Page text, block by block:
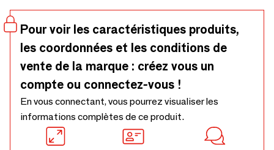
Pour voir les caractéristiques produits,
les coordonnées et les conditions de
vente de la marque : créez vous un
compte ou connectez-vous !
En vous connectant, vous pourrez visualiser les
informations complètes de ce produit.